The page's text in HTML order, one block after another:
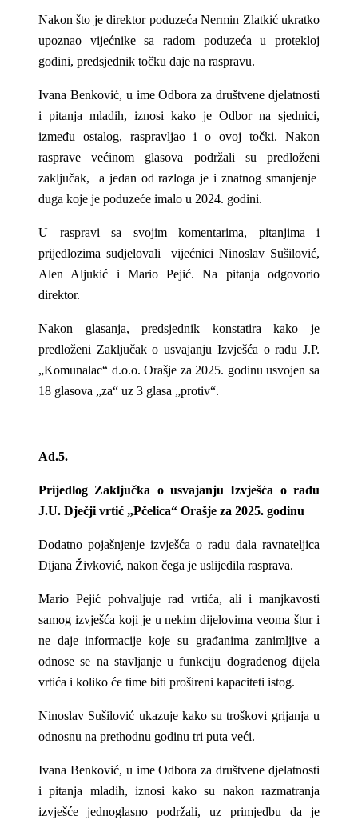
Nakon što je direktor poduzeća Nermin Zlatkić ukratko
upoznao vijećnike sa radom poduzeća u protekloj
godini, predsjednik točku daje na raspravu.
Ivana Benković, u ime Odbora za društvene djelatnosti
i pitanja mladih, iznosi kako je Odbor na sjednici,
između ostalog, raspravljao i o ovoj točki. Nakon
rasprave većinom glasova podržali su predloženi
zaključak, a jedan od razloga je i znatnog smanjenje
duga koje je poduzeće imalo u 2024. godini.
U raspravi sa svojim komentarima, pitanjima i
prijedlozima sudjelovali vijećnici Ninoslav Sušilović,
Alen Aljukić i Mario Pejić. Na pitanja odgovorio
direktor.
Nakon glasanja, predsjednik konstatira kako je
predloženi Zaključak o usvajanju Izvješća o radu J.P.
„Komunalac“ d.o.o. Orašje za 2025. godinu usvojen sa
18 glasova „za“ uz 3 glasa „protiv“.
Ad.5.
Prijedlog Zaključka o usvajanju Izvješća o radu
J.U. Dječji vrtić „Pčelica“ Orašje za 2025. godinu
Dodatno pojašnjenje izvješća o radu dala ravnateljica
Dijana Živković, nakon čega je uslijedila rasprava.
Mario Pejić pohvaljuje rad vrtića, ali i manjkavosti
samog izvješća koji je u nekim dijelovima veoma štur i
ne daje informacije koje su građanima zanimljive a
odnose se na stavljanje u funkciju dograđenog dijela
vrtića i koliko će time biti prošireni kapaciteti istog.
Ninoslav Sušilović ukazuje kako su troškovi grijanja u
odnosnu na prethodnu godinu tri puta veći.
Ivana Benković, u ime Odbora za društvene djelatnosti
i pitanja mladih, iznosi kako su nakon razmatranja
izvješće jednoglasno podržali, uz primjedbu da je